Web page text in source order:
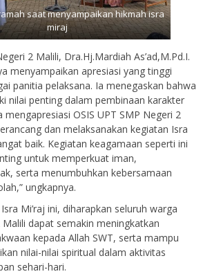
saat menyampaikan hikmah isra
miraj
2 Malili, Dra.Hj.Mardiah As’ad,M.Pd.I.
menyampaikan apresiasi yang tinggi
panitia pelaksana. Ia menegaskan bahwa
nilai penting dalam pembinaan karakter
mengapresiasi OSIS UPT SMP Negeri 2
dan melaksanakan kegiatan Isra
baik. Kegiatan keagamaan seperti ini
untuk memperkuat iman,
serta menumbuhkan kebersamaan
ungkapnya.
Mi’raj ini, diharapkan seluruh warga
dapat semakin meningkatkan
kepada Allah SWT, serta mampu
nilai-nilai spiritual dalam aktivitas
sehari-hari.